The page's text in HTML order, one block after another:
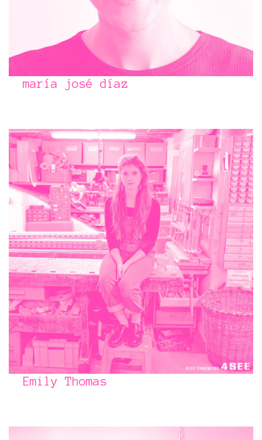
maría josé díaz
Emily Thomas